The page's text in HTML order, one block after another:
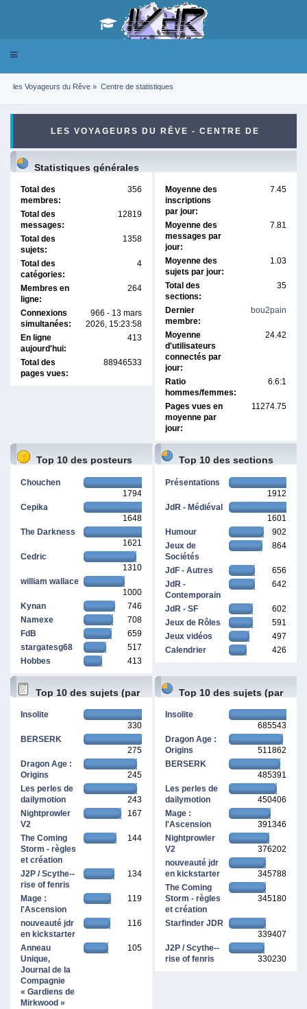
Toggle
les Voyageurs du Rêve » Centre de statistiques
LES VOYAGEURS DU RÊVE - CENTRE DE
STATISTIQUES
Statistiques générales
Total des
membres:
356
Total des
messages:
12819
Total des
sujets:
1358
Total des
catégories:
4
Membres en
ligne:
264
Connexions
simultanées:
966 - 13 mars
2026, 15:23:58
En ligne
aujourd'hui:
413
Total des
pages vues:
88946533
Moyenne des
inscriptions
par jour:
7.45
Moyenne des
messages par
jour:
7.81
Moyenne des
sujets par jour:
1.03
Total des
sections:
35
Dernier
membre:
bou2pain
Moyenne
d'utilisateurs
connectés par
jour:
24.42
Ratio
hommes/femmes:
6.6:1
Pages vues en
moyenne par
jour:
11274.75
Top 10 des posteurs
Chouchen
1794
Cepika
1648
The Darkness
1621
Cedric
1310
william wallace
1000
Kynan
746
Namexe
708
FdB
659
stargatesg68
517
Hobbes
413
Top 10 des sections
Présentations
1912
JdR - Médiéval
1601
Humour
902
Jeux de
Sociétés
864
JdF - Autres
656
JdR -
Contemporain
642
JdR - SF
602
Jeux de Rôles
591
Jeux vidéos
497
Calendrier
426
Top 10 des sujets (par
Insolite
330
BERSERK
275
Dragon Age :
Origins
245
Les perles de
dailymotion
243
Nightprowler
V2
167
The Coming
Storm - règles
et création
144
J2P / Scythe--
rise of fenris
134
Mage :
l'Ascension
119
nouveauté jdr
en kickstarter
116
Anneau
Unique,
Journal de la
Compagnie
« Gardiens de
Mirkwood »
105
Top 10 des sujets (par
Insolite
685543
Dragon Age :
Origins
511862
BERSERK
485391
Les perles de
dailymotion
450406
Mage :
l'Ascension
391346
Nightprowler
V2
376202
nouveauté jdr
en kickstarter
345788
The Coming
Storm - règles
et création
345180
Starfinder JDR
339407
J2P / Scythe--
rise of fenris
330230